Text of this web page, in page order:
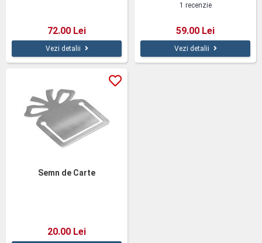
72.00 Lei
Vezi detalii
1 recenzie
59.00 Lei
Vezi detalii
Semn de Carte
20.00 Lei